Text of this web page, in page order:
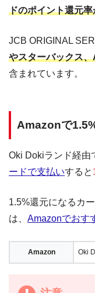
ドのポイント還元
JCB ORIGINAL
やスターバックス
含まれています。
Amazonで
Oki Dokiランド経由
ードで支払いすると
1.5%還元になるカ
は、 Amazonでおす
Amazon Oki